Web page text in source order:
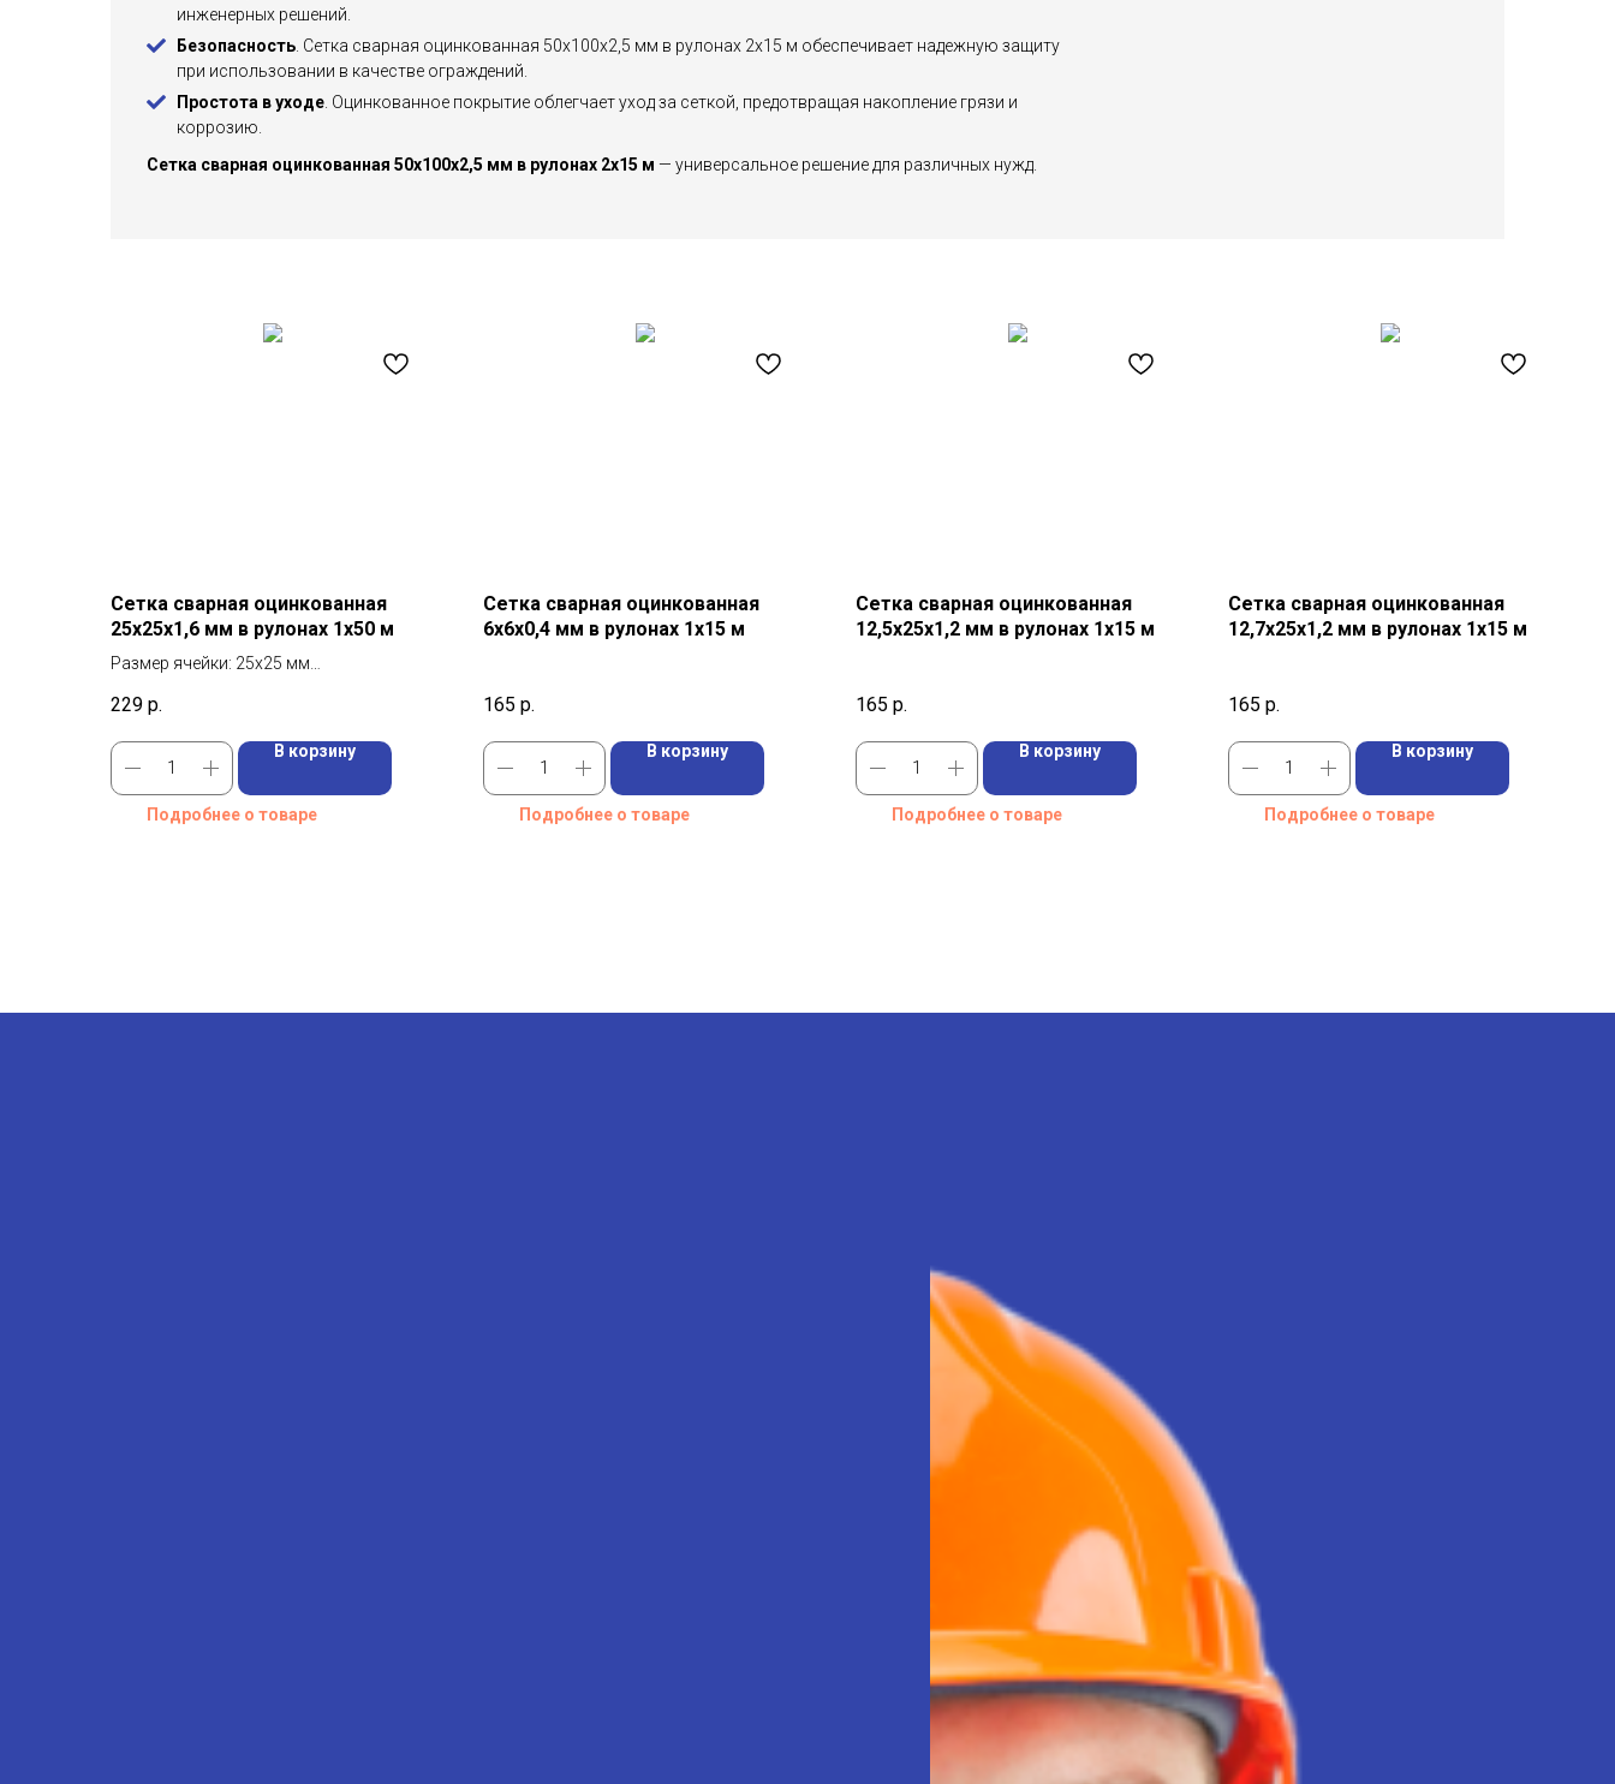
инженерных решений.
Безопасность . Сетка сварная оцинкованная 50х100х2,5 мм в рулонах 2х15 м обеспечивает надежную защиту
при использовании в качестве ограждений.
Простота в уходе . Оцинкованное покрытие облегчает уход за сеткой, предотвращая накопление грязи и
коррозию.
Сетка сварная оцинкованная 50х100х2,5 мм в рулонах 2х15 м — универсальное решение для различных нужд.
Сетка сварная оцинкованная
25х25х1,6 мм в рулонах 1х50 м
Размер ячейки: 25х25 мм
Диаметр проволоки: 1,6 мм
229 р.
В корзину
Подробнее о товаре
Сетка сварная оцинкованная
6х6х0,4 мм в рулонах 1х15 м
165 р.
В корзину
Подробнее о товаре
Сетка сварная оцинкованная
12,5х25х1,2 мм в рулонах 1х15 м
165 р.
В корзину
Подробнее о товаре
Сетка сварная оцинкованная
12,7х25х1,2 мм в рулонах 1х15 м
165 р.
В корзину
Подробнее о товаре